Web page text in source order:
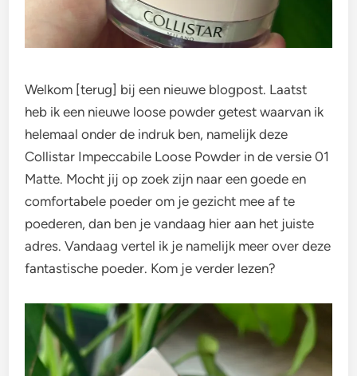
Welkom [terug] bij een nieuwe blogpost. Laatst
heb ik een nieuwe loose powder getest waarvan ik
helemaal onder de indruk ben, namelijk deze
Collistar Impeccabile Loose Powder in de versie 01
Matte. Mocht jij op zoek zijn naar een goede en
comfortabele poeder om je gezicht mee af te
poederen, dan ben je vandaag hier aan het juiste
adres. Vandaag vertel ik je namelijk meer over deze
fantastische poeder. Kom je verder lezen?